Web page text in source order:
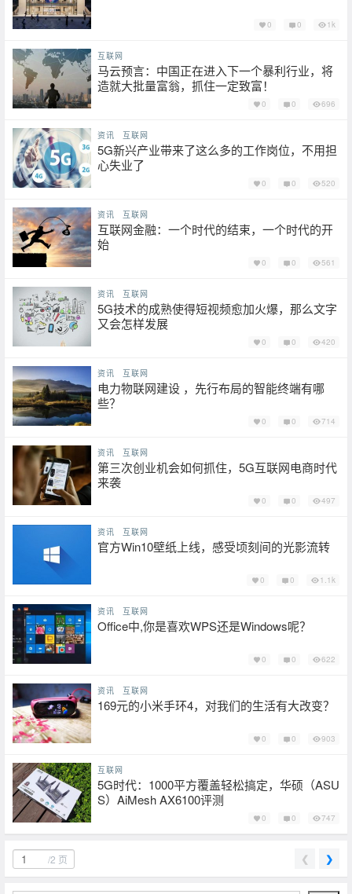
0 0 1k
互联网
马云预言：中国正在进入下一个暴利行业，将
造就大批量富翁，抓住一定致富！
0 0 696
资讯 互联网
5G新兴产业带来了这么多的工作岗位，不用担
心失业了
0 0 520
资讯 互联网
互联网金融：一个时代的结束，一个时代的开
始
0 0 561
资讯 互联网
5G技术的成熟使得短视频愈加火爆，那么文字
又会怎样发展
0 0 420
资讯 互联网
电力物联网建设 ，先行布局的智能终端有哪
些？
0 0 714
资讯 互联网
第三次创业机会如何抓住，5G互联网电商时代
来袭
0 0 497
资讯 互联网
官方Win10壁纸上线，感受顷刻间的光影流转
0 0 1.1k
资讯 互联网
Office中,你是喜欢WPS还是Windows呢？
0 0 622
资讯 互联网
169元的小米手环4，对我们的生活有大改变？
0 0 903
互联网
5G时代：1000平方覆盖轻松搞定，华硕（ASU
S）AiMesh AX6100评测
0 0 747
/2 页 ❮ ❯